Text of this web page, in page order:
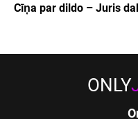
Cīņa par dildo – Juris
ONLY